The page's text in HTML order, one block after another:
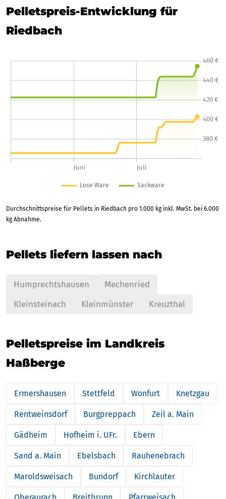
Pelletspreis-Entwicklung für
Riedbach
Durchschnittspreise für Pellets in Riedbach pro 1.000 kg inkl. MwSt. bei 6.000
kg Abnahme.
Pellets liefern lassen nach
Humprechtshausen
Mechenried
Kleinsteinach
Kleinmünster Kreuzthal
Pelletspreise im Landkreis
Haßberge
Ermershausen Stettfeld Wonfurt Knetzgau
Rentweinsdorf Burgpreppach Zeil a. Main
Gädheim Hofheim i. UFr. Ebern
Sand a. Main Ebelsbach Rauhenebrach
Maroldsweisach Bundorf Kirchlauter